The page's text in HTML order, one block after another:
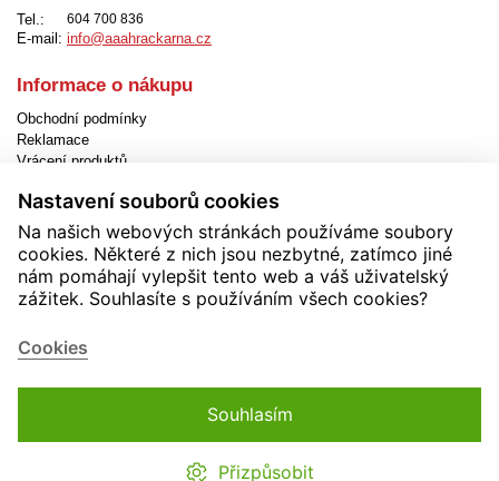
Tel.:
604 700 836
E-mail: info@aaahrackarna.cz
Informace o nákupu
Obchodní podmínky
Reklamace
Vrácení produktů
Způsob platby
Jak objednat
Nastavení cookies
Užitečné informace
Novinky
Akční produkty
Kontakty
Nastavení souborů cookies
Na našich webových stránkách používáme soubory
cookies. Některé z nich jsou nezbytné, zatímco jiné
nám pomáhají vylepšit tento web a váš uživatelský
zážitek. Souhlasíte s používáním všech cookies?
Cookies
Souhlasím
Přizpůsobit